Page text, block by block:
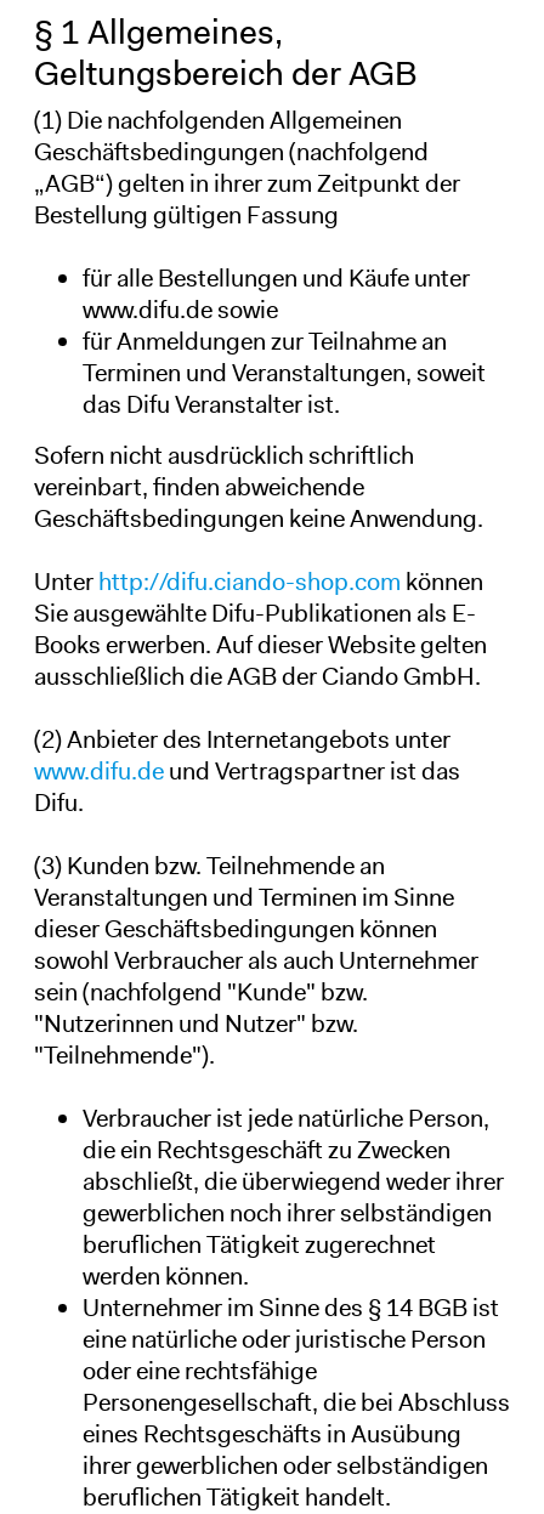
§ 1 Allgemeines,
Geltungsbereich der AGB
(1) Die nachfolgenden Allgemeinen
Geschäftsbedingungen (nachfolgend
„AGB“) gelten in ihrer zum Zeitpunkt der
Bestellung gültigen Fassung
für alle Bestellungen und Käufe unter
www.difu.desowie
für Anmeldungen zur Teilnahme an
Terminen und Veranstaltungen, soweit
das Difu Veranstalter ist.
Sofern nicht ausdrücklich schriftlich
vereinbart, finden abweichende
Geschäftsbedingungen keine Anwendung.
Unterhttp://difu.ciando-shop.com können
Sie ausgewählte Difu-Publikationen als E-
Books erwerben. Auf dieser Website gelten
ausschließlich die AGB der Ciando GmbH.
(2) Anbieter des Internetangebots unter
www.difu.deund Vertragspartner ist das
Difu.
(3) Kunden bzw. Teilnehmende an
Veranstaltungen und Terminen im Sinne
dieser Geschäftsbedingungen können
sowohl Verbraucher als auch Unternehmer
sein (nachfolgend "Kunde" bzw.
"Nutzerinnen und Nutzer" bzw.
"Teilnehmende").
Verbraucher ist jede natürliche Person,
die ein Rechtsgeschäft zu Zwecken
abschließt, die überwiegend weder ihrer
gewerblichen noch ihrer selbständigen
beruflichen Tätigkeit zugerechnet
werden können.
Unternehmer im Sinne des § 14 BGB ist
eine natürliche oder juristische Person
oder eine rechtsfähige
Personengesellschaft, die bei Abschluss
eines Rechtsgeschäfts in Ausübung
ihrer gewerblichen oder selbständigen
beruflichen Tätigkeit handelt.